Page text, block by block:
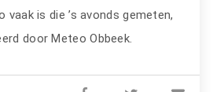
vaak is die ’s avonds gemeten,
door Meteo Obbeek.